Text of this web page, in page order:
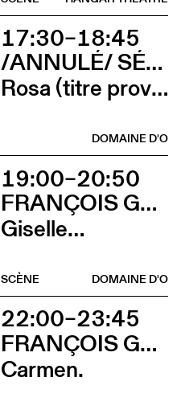
17:30–18:45
/ANNULÉ/ SÉVERINE CHAVRIER
Rosa (titre provisoire)
DOMAINE D'O
19:00–20:50
FRANÇOIS GREMAUD
Giselle…
DOMAINE D'O
SCÈNE
22:00–23:45
FRANÇOIS GREMAUD
Carmen.